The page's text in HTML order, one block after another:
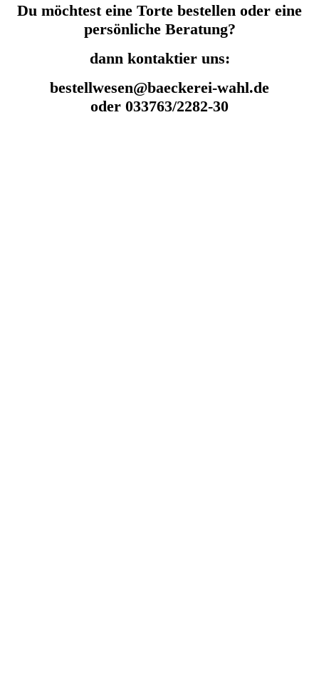
Du möchtest eine Torte bestellen oder eine
persönliche Beratung?
dann kontaktier uns:
bestellwesen@baeckerei-wahl.de
oder 033763/2282-30